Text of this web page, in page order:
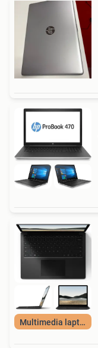
Multimedia laptop